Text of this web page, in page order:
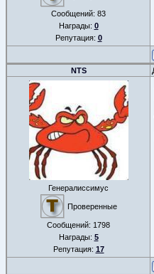
Сообщений: 83
Награды: 0
Репутация: 0
NTS
Генералиссимус
Проверенные
Сообщений: 1798
Награды: 5
Репутация: 17